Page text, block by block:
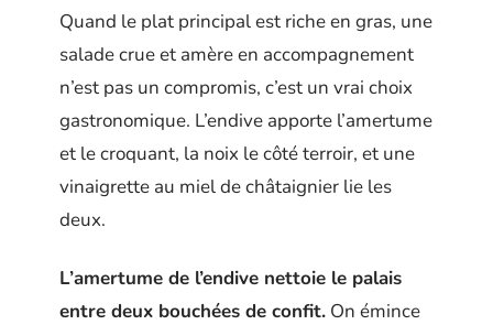
Quand le plat principal est riche en gras, une
salade crue et amère en accompagnement
n’est pas un compromis, c’est un vrai choix
gastronomique. L’endive apporte l’amertume
et le croquant, la noix le côté terroir, et une
vinaigrette au miel de châtaignier lie les
deux.
L’amertume de l’endive nettoie le palais
entre deux bouchées de confit. On émince